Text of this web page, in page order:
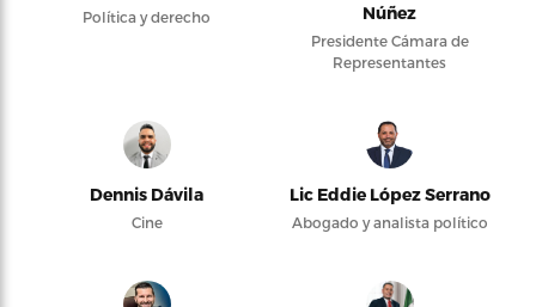
Política y derecho
Núñez
Presidente Cámara de
Representantes
Dennis Dávila
Cine
Lic Eddie López Serrano
Abogado y analista político